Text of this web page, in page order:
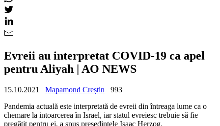
Evreii au interpretat COVID-19 ca apel
pentru Aliyah | AO NEWS
15.10.2021 Mapamond Creștin
993
Pandemia actuală este interpretată de evreii din întreaga lume ca o
chemare la intoarcerea în Israel, iar statul evreiesc trebuie să fie
pregătit pentru ei, a spus președintele Isaac Herzog.